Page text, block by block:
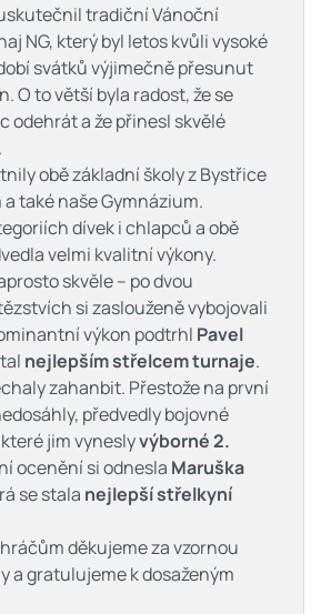
tradiční Vánoční
NG, který byl letos kvůli vysoké
svátků výjimečně přesunut
O to větší byla radost, že se
odehrát a že přinesl skvělé
obě základní školy z Bystřice
také naše Gymnázium.
dívek i chlapců a obě
velmi kvalitní výkony.
skvěle – po dvou
si zaslouženě vybojovali
výkon podtrhl Pavel
nejlepším střelcem turnaje.
zahanbit. Přestože na první
předvedly bojovné
jim vyneslyvýborné 2.
ocenění si odnesla Maruška
se stala nejlepší střelkyní
děkujeme za vzornou
a gratulujeme k dosaženým